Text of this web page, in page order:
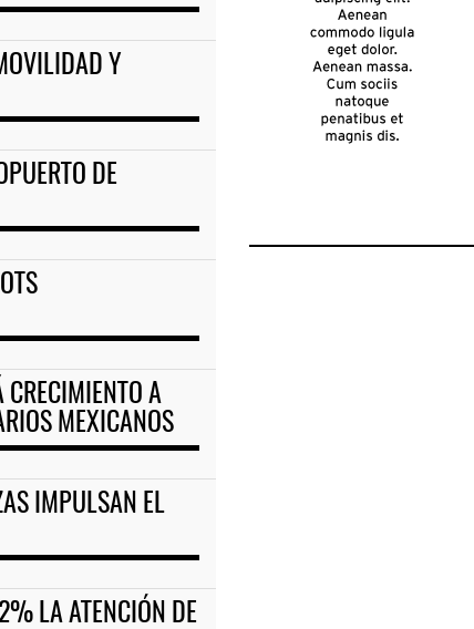
Y
DE
A
MEXICANOS
IMPULSAN EL
LA ATENCIÓN DE